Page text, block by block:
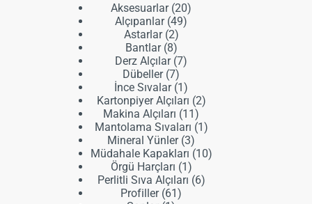
Aksesuarlar 2020
Alçıpanlar 4949
Astarlar 22
ürün
Bantlar 88
ürün
Derz Alçılar 77
Dübeller 77
ürün
İnce Sıvalar 11
ürün
Kartonpiyer Alçıları 22
Makina Alçıları 1111
ürün
Mantolama Sıvaları 1 1
Mineral Yünler 33
ürün
Müdahale Kapakları 1010
Örgü Harçları 1 1
ürün
Perlitli Sıva Alçıları 66
Profiller 6161